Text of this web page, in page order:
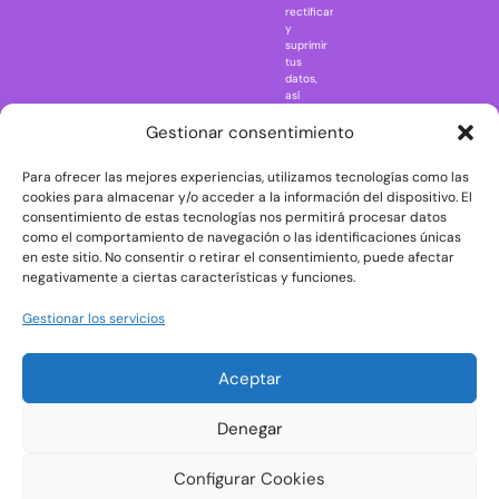
Gestionar consentimiento
Para ofrecer las mejores experiencias, utilizamos tecnologías como las
cookies para almacenar y/o acceder a la información del dispositivo. El
consentimiento de estas tecnologías nos permitirá procesar datos
como el comportamiento de navegación o las identificaciones únicas
en este sitio. No consentir o retirar el consentimiento, puede afectar
negativamente a ciertas características y funciones.
Gestionar los servicios
Aceptar
Denegar
Configurar Cookies
Rick and
The Big Bang
Theory
The Blues
Brothers
The
The Shining
rectificar
y
suprimir
tus
datos,
así
ejercer
consultando
la
información
adicional
y
detallada
sobre